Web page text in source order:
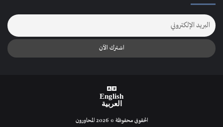
English
العربية
الحقوق محفوظة © 2026 المحاورون